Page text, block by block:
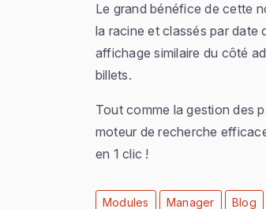
Le grand bénéfice de cette
la racine et classés par date
affichage similaire du côté
billets.
Tout comme la gestion des
moteur de recherche
en 1 clic !
Modules Manager Blog